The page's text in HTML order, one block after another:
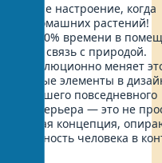
ваше настроение, когда
домашних растений!
до 90% времени в
связь с природой.
революционно меняет
элементы в
вашего повседневного
интерьера — это не
концепция,
человека в